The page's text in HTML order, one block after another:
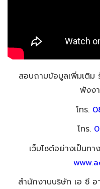
สอบถามข้อมูลเพิ่มเติ
พังง
โทร.
โทร.
เว็บไซต์อย่างเป็นท
สำนักงานบริษัท เอ ซี